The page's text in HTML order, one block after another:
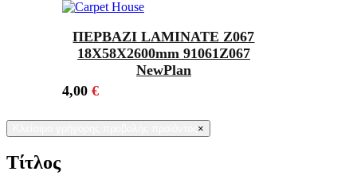
ΠΕΡΒΑΖΙ LAMINATE Z067
18Χ58X2600mm 91061Z067
NewPlan
4,00 €
×
Τίτλος